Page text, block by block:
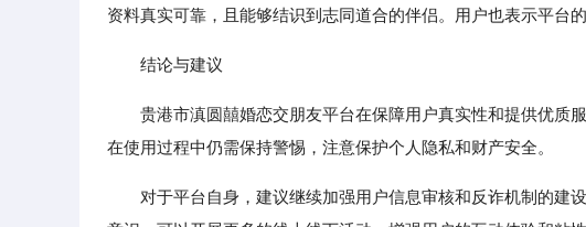
资料真实可靠，且能够结识到志同道合的伴侣。用户也表示平台
结论与建议
贵港市滇圆囍婚恋交朋友平台在保障用户真实性和提供优质
在使用过程中仍需保持警惕，注意保护个人隐私和财产安全。
对于平台自身，建议继续加强用户信息审核和反诈机制的建